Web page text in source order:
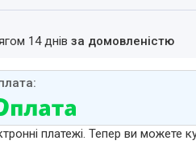
14 днівза домовленістю
платежі. Тепер ви